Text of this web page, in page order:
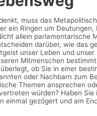
muss das
ein Ringen um
allein parlamentarische
darüber, wie das
unser Leben und unser
Mitmenschen
ob Sie in einer
oder Nachbarn zum
Themen ansprechen
würden? Haben Sie
einmal gezögert und am